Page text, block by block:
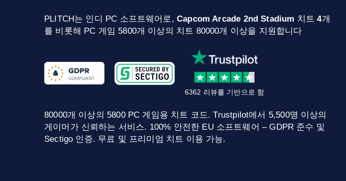
PLITCH는 인디 PC 소프트웨어로,Capcom Arcade 2nd Stadium 치트4개
를 비롯해 PC 게임 5800개 이상의 치트 80000개 이상을 지원합니다
6362 리뷰를 기반으로 함
80000개 이상의 5800 PC 게임용 치트 코드. Trustpilot에서 5,500명 이상의
게이머가 신뢰하는 서비스. 100% 안전한 EU 소프트웨어 – GDPR 준수 및
Sectigo 인증. 무료 및 프리미엄 치트 이용 가능.